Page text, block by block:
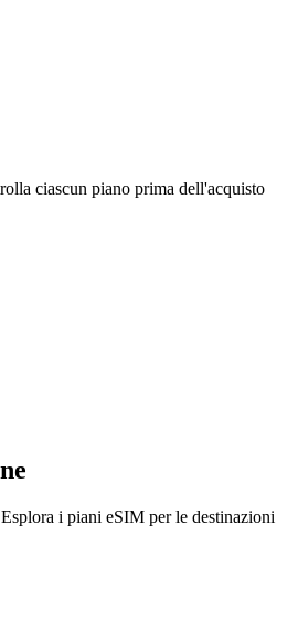
ciascun piano prima dell'acquisto
i piani eSIM per le destinazioni